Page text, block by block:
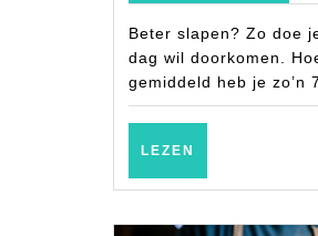
Beter slapen? Zo doe
dag wil doorkomen.
gemiddeld heb je zo’n
LEZEN